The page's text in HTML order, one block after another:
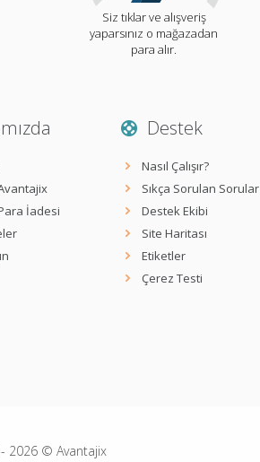
Siz tıklar ve alışveriş
yaparsınız o mağazadan
para alır.
İadesi
Destek
Nasıl Çalışır?
Sıkça Sorulan Sorular
Destek Ekibi
Site Haritası
Etiketler
Çerez Testi
2026 © Avantajix